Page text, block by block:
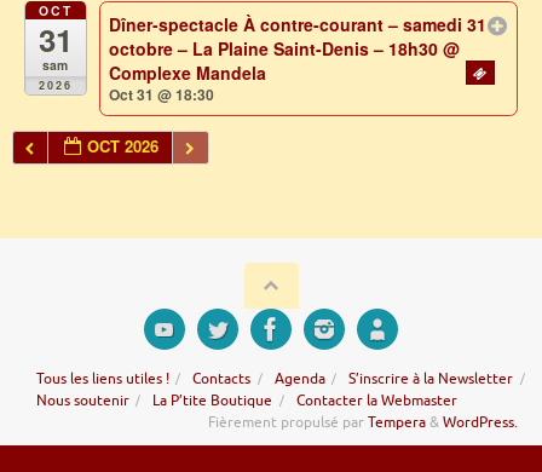
OCT
31
sam
2026
Dîner-spectacle À contre-courant – samedi 31
octobre – La Plaine Saint-Denis – 18h30@
Complexe Mandela
Oct 31 @ 18:30
OCT 2026
Tous les liens utiles ! Contacts Agenda
S’inscrire à la Newsletter
Nous soutenir
La P’tite Boutique
Contacter la Webmaster
Fièrement propulsé parTempera&WordPress.